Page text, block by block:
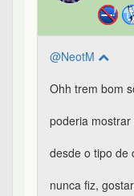
@NeotM
Ohh trem bom
poderia
desde o tipo de
nunca fiz,